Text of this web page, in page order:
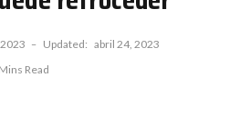
Updated: abril 24, 2023
Read